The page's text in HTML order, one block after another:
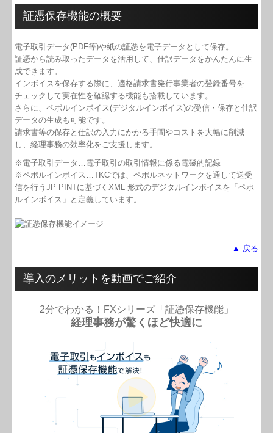
㈱中央経営プランニング
業務・料金案内
よくある質問
リンク集
OKニュース発信！
書籍紹介
お問合せ
FX4クラウド
補助金・助成金・融資情報
関与先向け融資商品ご紹介
TKCシステムQ&A
社会福祉法人会計Q&A
証憑保存機能の概要
電子取引データ(PDF等)や紙の証憑を電子データとして保存。
証憑から読み取ったデータを活用して、仕訳データをかんたんに生
成できます。
インボイスを保存する際に、適格請求書発行事業者の登録番号を
チェックして実在性を確認する機能も搭載しています。
さらに、ペポルインボイス(デジタルインボイス)の受信・保存と仕訳
データの生成も可能です。
請求書等の保存と仕訳の入力にかかる手間やコストを大幅に削減
し、経理事務の効率化をご支援します。
※電子取引データ…電子取引の取引情報に係る電磁的記録
※ペポルインボイス…TKCでは、ペポルネットワークを通して送受
信を行うJP PINTに基づくXML 形式のデジタルインボイスを「ペポ
ルインボイス」と定義しています。
▲ 戻る
導入のメリットを動画でご紹介
2分でわかる！FXシリーズ「証憑保存機能」
経理事務が驚くほど快適に